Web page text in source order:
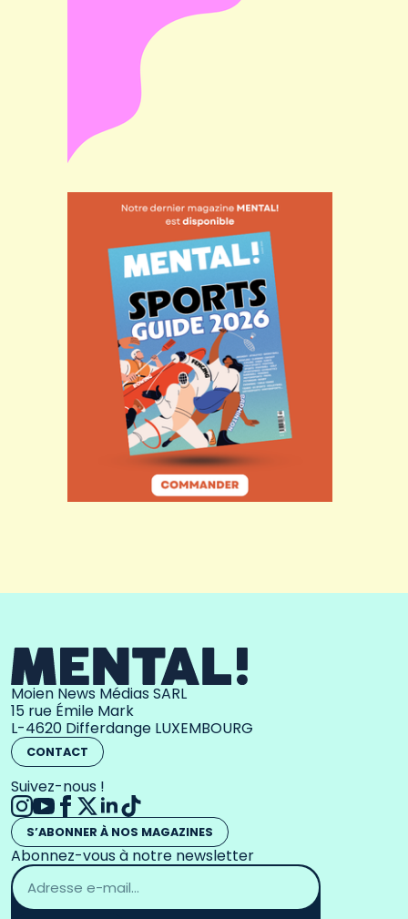
Moien News Médias SARL
15 rue Émile Mark
L-4620 Differdange LUXEMBOURG
CONTACT
Suivez-nous !
S’ABONNER À NOS MAGAZINES
Abonnez-vous à notre newsletter
Adresse
email
*